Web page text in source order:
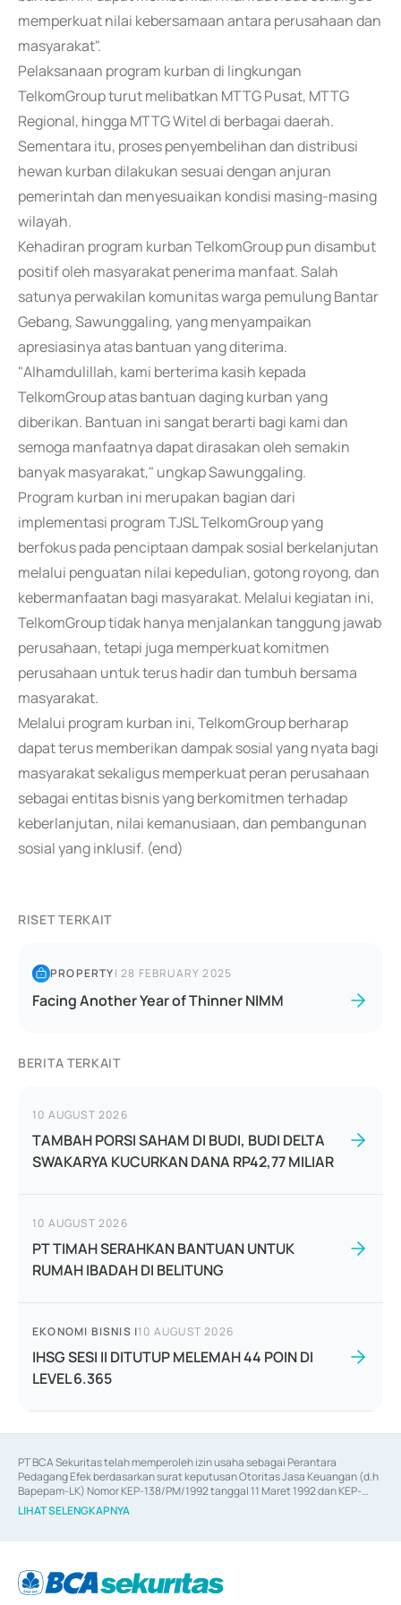
memperkuat nilai kebersamaan antara perusahaan dan
masyarakat".
Pelaksanaan program kurban di lingkungan
TelkomGroup turut melibatkan MTTG Pusat, MTTG
Regional, hingga MTTG Witel di berbagai daerah.
Sementara itu, proses penyembelihan dan distribusi
hewan kurban dilakukan sesuai dengan anjuran
pemerintah dan menyesuaikan kondisi masing-masing
wilayah.
Kehadiran program kurban TelkomGroup pun disambut
positif oleh masyarakat penerima manfaat. Salah
satunya perwakilan komunitas warga pemulung Bantar
Gebang, Sawunggaling, yang menyampaikan
apresiasinya atas bantuan yang diterima.
"Alhamdulillah, kami berterima kasih kepada
TelkomGroup atas bantuan daging kurban yang
diberikan. Bantuan ini sangat berarti bagi kami dan
semoga manfaatnya dapat dirasakan oleh semakin
banyak masyarakat," ungkap Sawunggaling.
Program kurban ini merupakan bagian dari
implementasi program TJSL TelkomGroup yang
berfokus pada penciptaan dampak sosial berkelanjutan
melalui penguatan nilai kepedulian, gotong royong, dan
kebermanfaatan bagi masyarakat. Melalui kegiatan ini,
TelkomGroup tidak hanya menjalankan tanggung jawab
perusahaan, tetapi juga memperkuat komitmen
perusahaan untuk terus hadir dan tumbuh bersama
masyarakat.
Melalui program kurban ini, TelkomGroup berharap
dapat terus memberikan dampak sosial yang nyata bagi
masyarakat sekaligus memperkuat peran perusahaan
sebagai entitas bisnis yang berkomitmen terhadap
keberlanjutan, nilai kemanusiaan, dan pembangunan
sosial yang inklusif. (end)
RISET TERKAIT
PROPERTY|28 FEBRUARY 2025
Facing Another Year of Thinner NIMM
BERITA TERKAIT
10 AUGUST 2026
TAMBAH PORSI SAHAM DI BUDI, BUDI DELTA
SWAKARYA KUCURKAN DANA RP42,77 MILIAR
10 AUGUST 2026
PT TIMAH SERAHKAN BANTUAN UNTUK
RUMAH IBADAH DI BELITUNG
EKONOMI BISNIS |10 AUGUST 2026
IHSG SESI II DITUTUP MELEMAH 44 POIN DI
LEVEL 6.365
PT BCA Sekuritas telah memperoleh izin usaha sebagai Perantara
Pedagang Efek berdasarkan surat keputusan Otoritas Jasa Keuangan (d.h
Bapepam-LK) Nomor KEP-138/PM/1992 tanggal 11 Maret 1992 dan KEP-
06/D.04/2014 tanggal 28 Februari 2014, izin usaha sebagai Penjamin Emisi
Efek berdasarkan surat keputusan Otoritas Jasa Keuangan Nomor KEP-
berdasarkan surat keputusan Otoritas Jasa Keuangan Nomor S-
67/PM.21/2017 tanggal 3 Februari 2017, dan beberapa izin usaha lainnya
LIHAT SELENGKAPNYA